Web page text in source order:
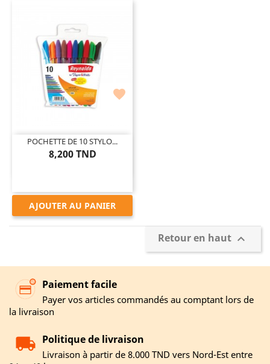

POCHETTE DE 10 STYLO...
8,200 TND
AJOUTER AU PANIER
Retour en haut 
Paiement facile
Payer vos articles commandés au comptant lors de
la livraison
Politique de livraison
Livraison à partir de 8.000 TND vers Nord-Est entre